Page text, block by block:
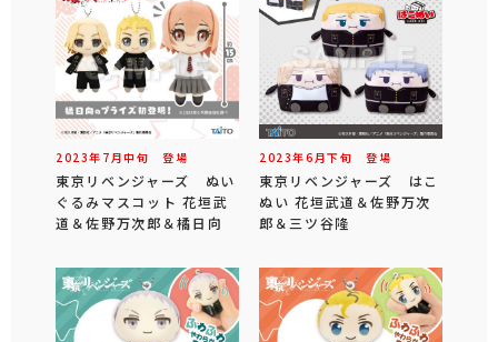
2023年 7 月中旬 登場
東京リベンジャーズ ぬい
ぐるみマスコット 花垣武
道＆佐野万次郎＆橘日向
2023年6 月下旬 登場
東京リベンジャーズ はこ
ぬい 花垣武道＆佐野万次
郎＆三ツ谷隆